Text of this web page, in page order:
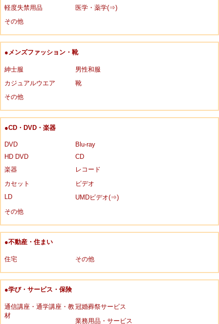
軽度失禁用品
医学・薬学(⇒)
その他
●メンズファッション・靴
紳士服
男性和服
カジュアルウエア
靴
その他
●CD・DVD・楽器
DVD
Blu-ray
HD DVD
CD
楽器
レコード
カセット
ビデオ
LD
UMDビデオ(⇒)
その他
●不動産・住まい
住宅 その他
●学び・サービス・保険
通信講座・通学講座・教
材
冠婚葬祭サービス
業務用品・サービス